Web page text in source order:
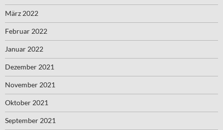
März 2022
Februar 2022
Januar 2022
Dezember 2021
November 2021
Oktober 2021
September 2021